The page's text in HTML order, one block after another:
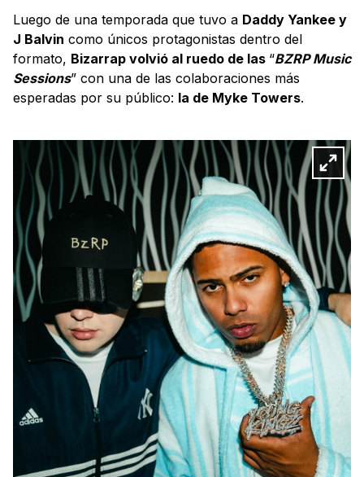
Luego de una temporada que tuvo a Daddy Yankee y
J Balvin como únicos protagonistas dentro del
formato, Bizarrap volvió al ruedo de las “BZRP Music
Sessions” con una de las colaboraciones más
esperadas por su público: la de Myke Towers.